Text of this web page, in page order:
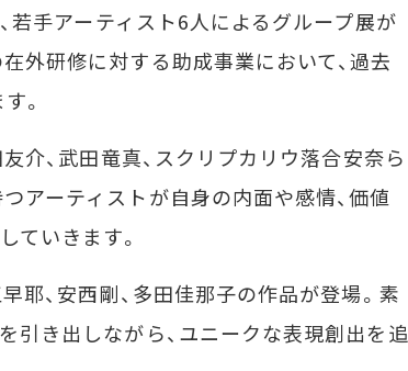
、若手アーティスト6人によるグループ展が
外研修に対する助成事業において、過去
。
介、武田竜真、スクリプカリウ落合安奈ら
アーティストが自身の内面や感情、価値
ていきます。
耶、安西剛、多田佳那子の作品が登場。素
引き出しながら、ユニークな表現創出を追